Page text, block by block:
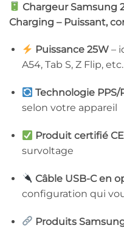
Chargeur Samsung
Charging – Puissant,
Puissance 25W –
A54, Tab S, Z Flip, etc.
Technologie PPS/
selon votre appareil
Produit certifié CE
survoltage
Câble USB-C en
configuration qui
Produits